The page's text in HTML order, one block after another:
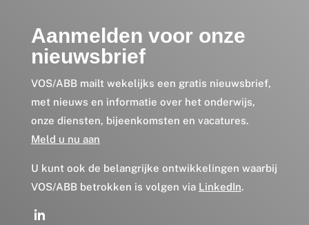
Aanmelden voor onze
nieuwsbrief
VOS/ABB mailt wekelijks een gratis nieuwsbrief,
met nieuws en informatie over het onderwijs,
onze diensten, bijeenkomsten en vacatures.
Meld u nu aan
U kunt ook de belangrijke ontwikkelingen waarbij
VOS/ABB betrokken is volgen via LinkedIn.